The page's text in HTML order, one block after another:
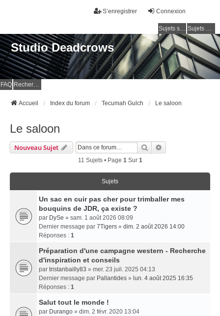
Connexion
S’enregistrer
Sujets sans réponse Sujets actifs
Studio Deadcrows
FAQ Rechercher
Accueil Index du forum Tecumah Gulch Le saloon
Le saloon
Nouveau Sujet Rechercher
11 Sujets • Page 1Sur 1
Sujets
Un sac en cuir pas cher pour trimballer mes
bouquins de JDR, ça existe ?
par DySe » sam. 1 août 2026 08:09
Dernier message par 7Tigers » dim. 2 août 2026 14:00
Réponses : 1
Préparation d'une campagne western - Recherche
d'inspiration et conseils
par tristanbailly83 » mer. 23 juil. 2025 04:13
Dernier message par Pallantides » lun. 4 août 2025 16:35
Réponses : 1
Salut tout le monde !
par Durango » dim. 2 févr. 2020 13:04